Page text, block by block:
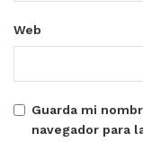
Web
Guarda mi
navegador para